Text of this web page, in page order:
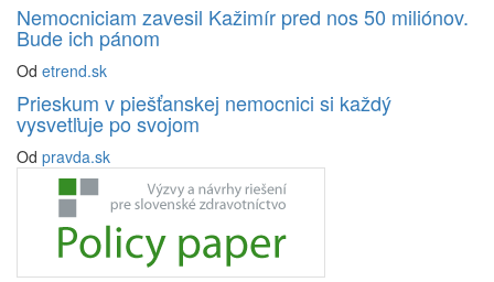
Nemocniciam zavesil Kažimír pred nos 50 miliónov.
Bude ich pánom
Od etrend.sk
Prieskum v piešťanskej nemocnici si každý
vysvetľuje po svojom
Od pravda.sk